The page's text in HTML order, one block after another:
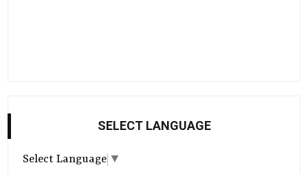
SELECT LANGUAGE
Select Language ▼